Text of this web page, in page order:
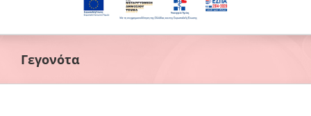
Γεγονότα